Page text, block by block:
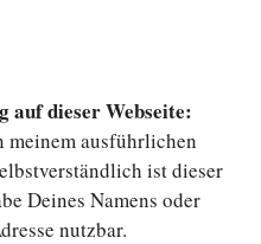
auf dieser Webseite:
meinem ausführlichen
ist dieser
Deines Namens oder
nutzbar.